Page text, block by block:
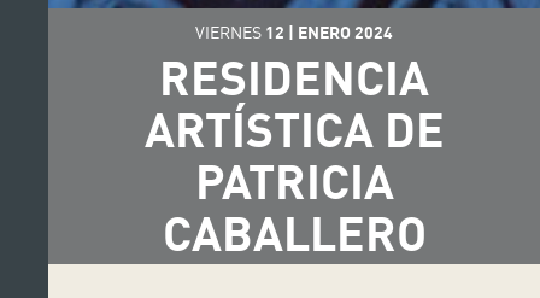
VIERNES 12 | ENERO 2024
RESIDENCIA
ARTÍSTICA DE
PATRICIA
CABALLERO